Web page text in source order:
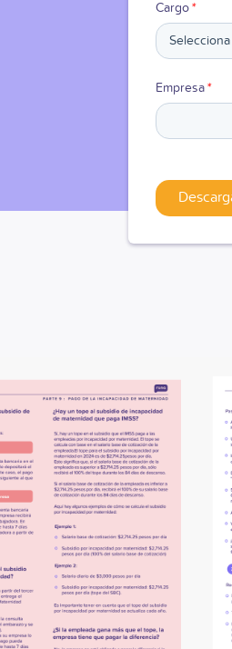
Cargo*
Empresa*